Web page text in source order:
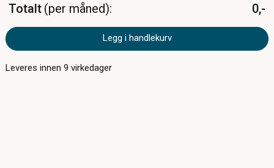
Totalt per måned 0,-
Legg i handlekurv
Leveres innen9 virkedager